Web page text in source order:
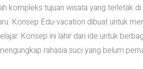
kompleks tujuan wisata yang terletak
Konsep Edu-vacation dibuat untuk
Konsep ini lahir dari ide untuk
rahasia suci yang belum